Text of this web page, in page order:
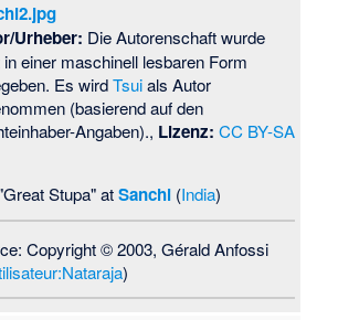
Urheber: Die Autorenschaft wurde
in einer maschinell lesbaren Form
Es wirdTsuials Autor
(basierend auf den
Angaben)., Lizenz: CC BY-SA
Stupa" atSanchi (India)
Copyright © 2003, Gérald Anfossi
)